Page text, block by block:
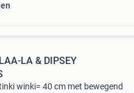
LA & DIPSEY
winki= 40 cm met bewegend